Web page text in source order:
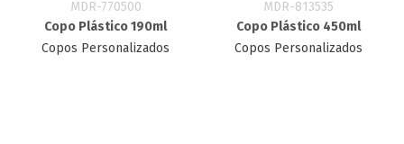
MDR-770500
Copo Plástico 190ml
Copos Personalizados
MDR-813535
Copo Plástico 450ml
Copos Personalizados